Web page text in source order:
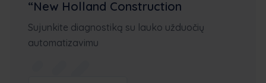
“New Holland Construction
Sujunkite diagnostiką su lauko užduočių
automatizavimu